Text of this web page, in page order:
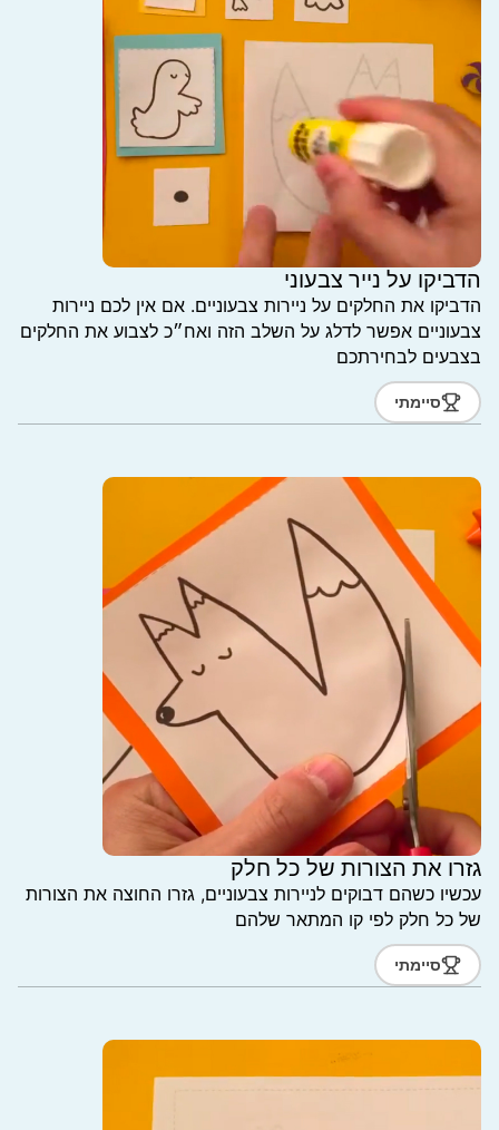
הדביקו על נייר צבעוני
הדביקו את החלקים על ניירות צבעוניים. אם אין לכם ניירות
צבעוניים אפשר לדלג על השלב הזה ואח״כ לצבוע את החלקים
בצבעים לבחירתכם
סיימתי
גזרו את הצורות של כל חלק
עכשיו כשהם דבוקים לניירות צבעוניים, גזרו החוצה את הצורות
של כל חלק לפי קו המתאר שלהם
סיימתי